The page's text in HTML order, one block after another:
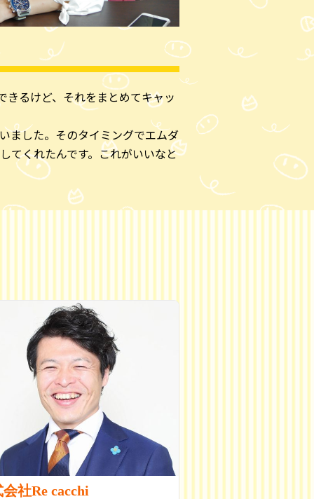
きるけど、それをまとめてキャッ
ました。そのタイミングでエムダ
てくれたんです。これがいいなと
社Re cacchi